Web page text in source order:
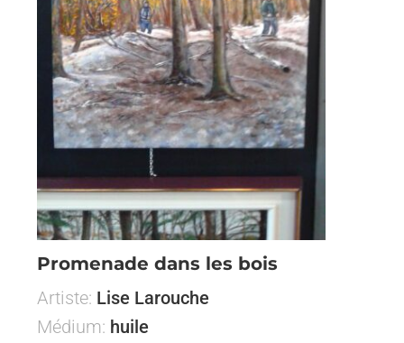
Promenade dans les bois
Artiste: Lise Larouche
Médium: huile